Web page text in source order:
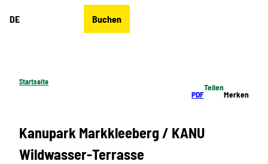
DE Buchen
Startseite
PDF
Teilen
Merken
Kanupark Markkleeberg / KANU
Wildwasser-Terrasse